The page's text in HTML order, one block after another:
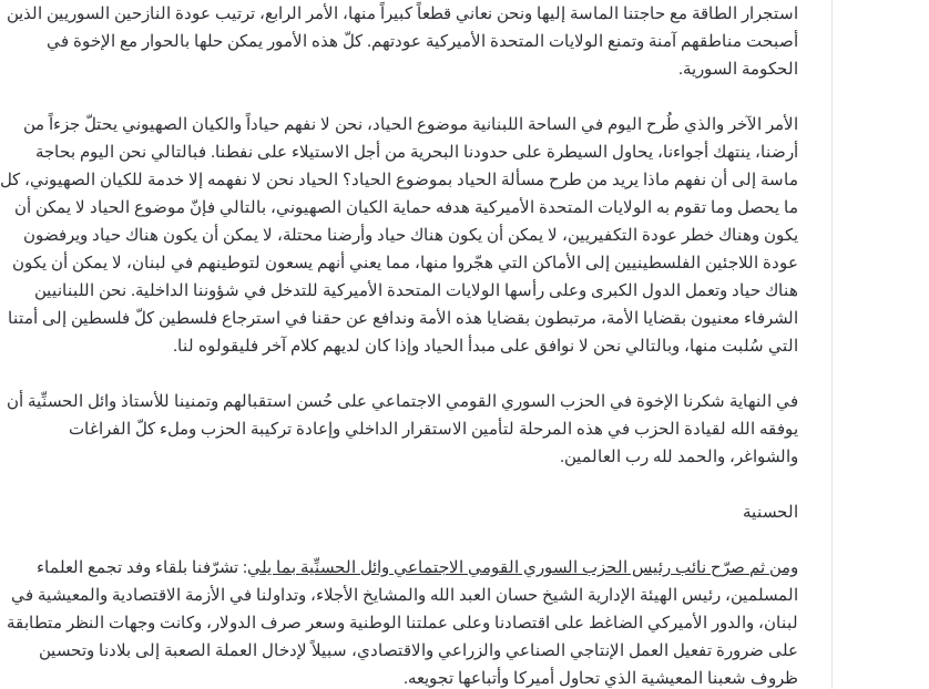
استجرار الطاقة مع حاجتنا الماسة إليها ونحن نعاني قطعاً كبيراً منها، الأمر الرابع، ترتيب عودة النازحين السوريين الذين
أصبحت مناطقهم آمنة وتمنع الولايات المتحدة الأميركية عودتهم. كلّ هذه الأمور يمكن حلها بالحوار مع الإخوة في
الحكومة السورية.
الأمر الآخر والذي طُرح اليوم في الساحة اللبنانية موضوع الحياد، نحن لا نفهم حياداً والكيان الصهيوني يحتلّ جزءاً من
أرضنا، ينتهك أجواءنا، يحاول السيطرة على حدودنا البحرية من أجل الاستيلاء على نفطنا. فبالتالي نحن اليوم بحاجة
ماسة إلى أن نفهم ماذا يريد من طرح مسألة الحياد بموضوع الحياد؟ الحياد نحن لا نفهمه إلا خدمة للكيان الصهيوني، كل
ما يحصل وما تقوم به الولايات المتحدة الأميركية هدفه حماية الكيان الصهيوني، بالتالي فإنّ موضوع الحياد لا يمكن أن
يكون وهناك خطر عودة التكفيريين، لا يمكن أن يكون هناك حياد وأرضنا محتلة، لا يمكن أن يكون هناك حياد ويرفضون
عودة اللاجئين الفلسطينيين إلى الأماكن التي هجّروا منها، مما يعني أنهم يسعون لتوطينهم في لبنان، لا يمكن أن يكون
هناك حياد وتعمل الدول الكبرى وعلى رأسها الولايات المتحدة الأميركية للتدخل في شؤوننا الداخلية. نحن اللبنانيين
الشرفاء معنيون بقضايا الأمة، مرتبطون بقضايا هذه الأمة وندافع عن حقنا في استرجاع فلسطين كلّ فلسطين إلى أمتنا
التي سُلبت منها، وبالتالي نحن لا نوافق على مبدأ الحياد وإذا كان لديهم كلام آخر فليقولوه لنا.
في النهاية شكرنا الإخوة في الحزب السوري القومي الاجتماعي على حُسن استقبالهم وتمنينا للأستاذ وائل الحسنِّية أن
يوفقه الله لقيادة الحزب في هذه المرحلة لتأمين الاستقرار الداخلي وإعادة تركيبة الحزب وملء كلّ الفراغات
والشواغر، والحمد لله رب العالمين.
الحسنية
ومن ثم صرّح نائب رئيس الحزب السوري القومي الاجتماعي وائل الحسنِّية بما يلي: تشرّفنا بلقاء وفد تجمع العلماء
المسلمين، رئيس الهيئة الإدارية الشيخ حسان العبد الله والمشايخ الأجلاء، وتداولنا في الأزمة الاقتصادية والمعيشية في
لبنان، والدور الأميركي الضاغط على اقتصادنا وعلى عملتنا الوطنية وسعر صرف الدولار، وكانت وجهات النظر متطابقة
على ضرورة تفعيل العمل الإنتاجي الصناعي والزراعي والاقتصادي، سبيلاً لإدخال العملة الصعبة إلى بلادنا وتحسين
ظروف شعبنا المعيشية الذي تحاول أميركا وأتباعها تجويعه.